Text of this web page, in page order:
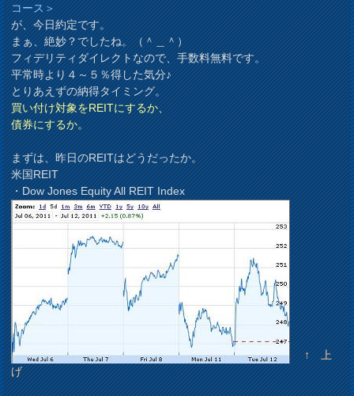
コース＞
が、今日約定です。
まぁ、絶妙？でしたね。（＾＿＾）
フィデリティダイレクトなので、手数料無料です。
平常時より４～５％得した気分♪
とりあえずの納得タイミング。
買い付け対象をREITにするか、
債券にするか。
まずは、昨日のREITはどうだったか。
米国REIT
・Dow Jones Equity All REIT Index
↑ 上
げ